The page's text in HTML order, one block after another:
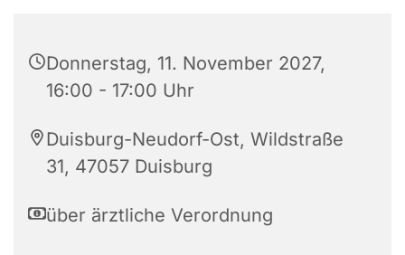
Donnerstag, 11. November 2027,
16:00 - 17:00 Uhr
Duisburg-Neudorf-Ost, Wildstraße
31, 47057 Duisburg
über ärztliche Verordnung